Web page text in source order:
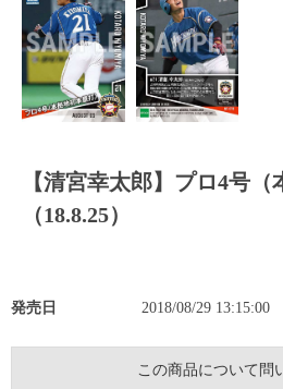
【清宮幸太郎】プロ4号（
（18.8.25）
発売日 2018/08/29 13:15:00
この商品について問